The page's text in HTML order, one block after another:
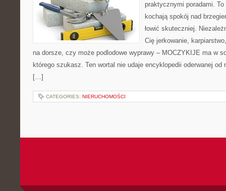
praktycznymi poradami.
kochają spokój nad
łowić skuteczniej.
Cię jerkowanie,
na dorsze, czy może podlodowe wyprawy – MOCZYKIJE ma w
którego szukasz. Ten wortal nie udaje encyklopedii oderwanej
[…]
CATEGORIES: NIERUCHOMOŚCI